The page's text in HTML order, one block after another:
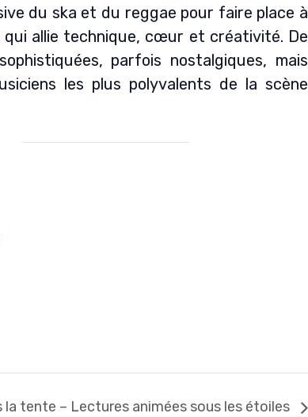
du ska et du reggae pour faire place à
qui allie technique, cœur et créativité. De
parfois nostalgiques, mais
les plus polyvalents de la scène
tente – Lectures animées sous les étoiles